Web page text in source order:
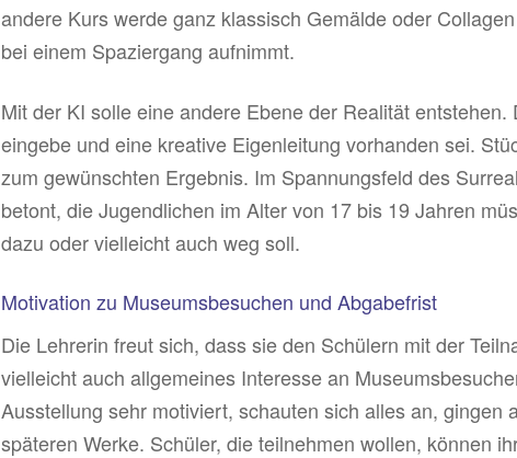
andere Kurs werde ganz klassisch Gemälde oder
bei einem Spaziergang aufnimmt.
Mit der KI solle eine andere Ebene der Realität
eingebe und eine kreative Eigenleitung vorhanden sei.
zum gewünschten Ergebnis. Im Spannungsfeld des
betont, die Jugendlichen im Alter von 17 bis 19 Jahren
dazu oder vielleicht auch weg soll.
Motivation zu Museumsbesuchen und Abgabefrist
Die Lehrerin freut sich, dass sie den Schülern mit der
vielleicht auch allgemeines Interesse an
Ausstellung sehr motiviert, schauten sich alles an,
späteren Werke. Schüler, die teilnehmen wollen, können